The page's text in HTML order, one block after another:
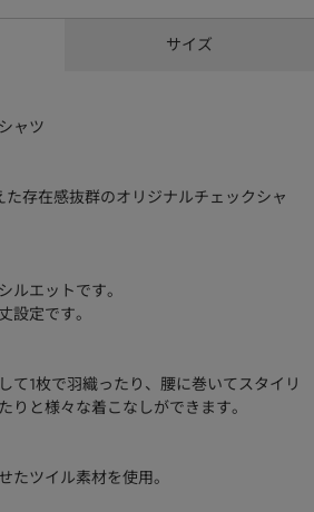
サイズ
ャツ
存在感抜群のオリジナルチェックシャ
ルエットです。
設定です。
て1枚で羽織ったり、腰に巻いてスタイリ
りと様々な着こなしができます。
たツイル素材を使用。